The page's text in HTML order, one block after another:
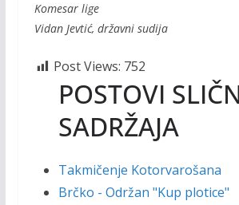
Komesar lige
Vidan Jevtić, državni sudija
Post Views: 752
POSTOVI
SADRŽAJA
Takmičenje Kotorvarošana
Brčko - Održan "Kup plotice"